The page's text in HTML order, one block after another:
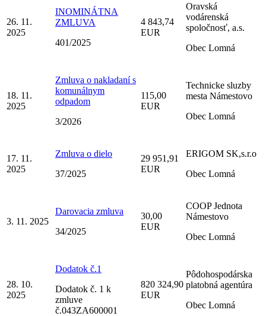
26. 11.
2025
INOMINÁTNA
ZMLUVA
401/2025
4 843,74
EUR
Oravská
vodárenská
spoločnosť, a.s.
Obec Lomná
18. 11.
2025
Zmluva o nakladaní s
komunálnym
odpadom
3/2026
115,00
EUR
Technicke sluzby
mesta Námestovo
Obec Lomná
17. 11.
2025
Zmluva o dielo
37/2025
29 951,91
EUR
ERIGOM SK,s.r.o
Obec Lomná
3. 11. 2025
Darovacia zmluva
34/2025
30,00
EUR
COOP Jednota
Námestovo
Obec Lomná
28. 10.
2025
Dodatok č.1
Dodatok č. 1 k
zmluve
č.043ZA600001
820 324,90
EUR
Pôdohospodárska
platobná agentúra
Obec Lomná